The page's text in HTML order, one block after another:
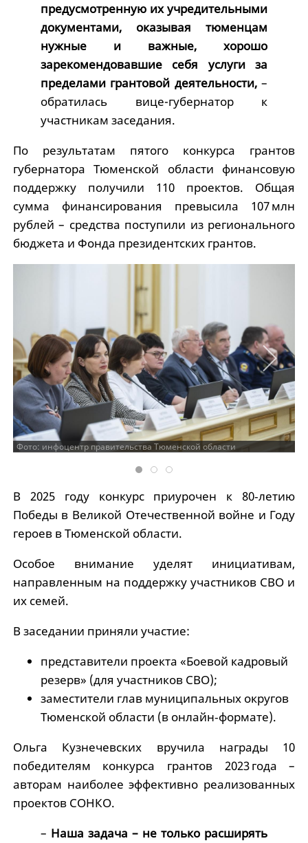
предусмотренную их учредительными
документами, оказывая тюменцам
нужные и важные, хорошо
зарекомендовавшие себя услуги за
пределами грантовой деятельности,–
обратилась вице-губернатор к
участникам заседания.
По результатам пятого конкурса грантов
губернатора Тюменской области финансовую
поддержку получили 110 проектов. Общая
сумма финансирования превысила 107 млн
рублей – средства поступили из регионального
бюджета и Фонда президентских грантов.
Фото: инфоцентр правительства Тюменской области
В 2025 году конкурс приурочен к 80‑летию
Победы в Великой Отечественной войне и Году
героев в Тюменской области.
Особое внимание уделят инициативам,
направленным на поддержку участников СВО и
их семей.
В заседании приняли участие:
представители проекта «Боевой кадровый
резерв» (для участников СВО);
заместители глав муниципальных округов
Тюменской области (в онлайн‑формате).
Ольга Кузнечевских вручила награды 10
победителям конкурса грантов 2023 года –
авторам наиболее эффективно реализованных
проектов СОНКО.
– Наша задача – не только расширять